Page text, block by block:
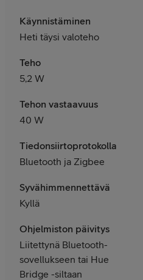
Käynnistäminen
Heti täysi valoteho
Teho
5,2 W
Tehon vastaavuus
40 W
Tiedonsiirtoprotokolla
Bluetooth ja Zigbee
Syvähimmennettävä
Kyllä
Ohjelmiston päivitys
Liitettynä Bluetooth-
sovellukseen tai Hue
Bridge -siltaan